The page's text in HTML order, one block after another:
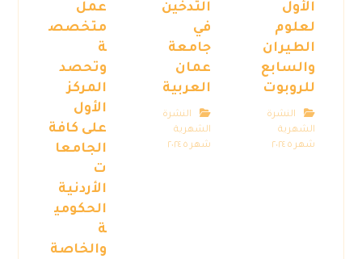
الأول
لعلوم
الطيران
والسابع
للروبوت
النشرة
الشهرية
شهر ٥ ٢٠٢٤
التدخين
في
جامعة
عمان
العربية
النشرة
الشهرية
شهر ٥ ٢٠٢٤
عمل
متخصص
ة
وتحصد
المركز
الأول
على كافة
الجامعا
ت
الأردنية
الحكومي
ة
والخاصة